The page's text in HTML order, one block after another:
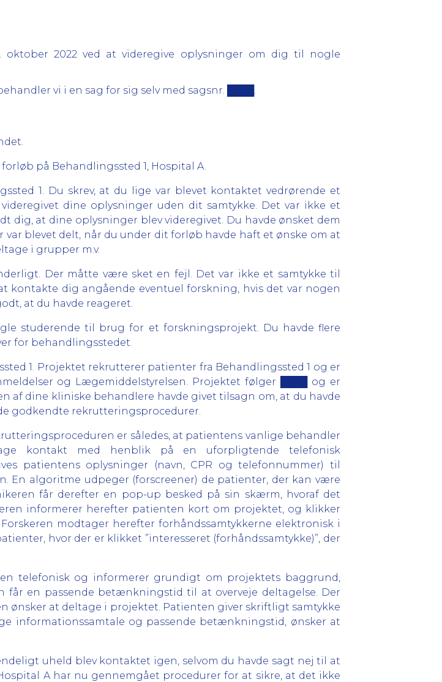
2022 ved at videregive oplysninger om dig til nogle
vi i en sag for sig selv med sagsnr. ████.
på Behandlingssted 1, Hospital A.
1. Du skrev, at du lige var blevet kontaktet vedrørende et
dine oplysninger uden dit samtykke. Det var ikke et
dig, at dine oplysninger blev videregivet. Du havde ønsket dem
blevet delt, når du under dit forløb havde haft et ønske om at
i grupper m.v.
Der måtte være sket en fejl. Det var ikke et samtykke til
kontakte dig angående eventuel forskning, hvis det var nogen
at du havde reageret.
studerende til brug for et forskningsprojekt. Du havde flere
for behandlingsstedet.
1. Projektet rekrutterer patienter fra Behandlingssted 1 og er
og Lægemiddelstyrelsen. Projektet følger ████ og er
af dine kliniske behandlere havde givet tilsagn om, at du havde
godkendte rekrutteringsprocedurer.
er således, at patientens vanlige behandler
kontakt med henblik på en uforpligtende telefonisk
patientens oplysninger (navn, CPR og telefonnummer) til
En algoritme udpeger (forscreener) de patienter, der kan være
får derefter en pop-up besked på sin skærm, hvoraf det
informerer herefter patienten kort om projektet, og klikker
Forskeren modtager herefter forhåndssamtykkerne elektronisk i
hvor der er klikket ”interesseret (forhåndssamtykke)”, der
telefonisk og informerer grundigt om projektets baggrund,
en passende betænkningstid til at overveje deltagelse. Der
at deltage i projektet. Patienten giver skriftligt samtykke
informationssamtale og passende betænkningstid, ønsker at
uheld blev kontaktet igen, selvom du havde sagt nej til at
A har nu gennemgået procedurer for at sikre, at det ikke